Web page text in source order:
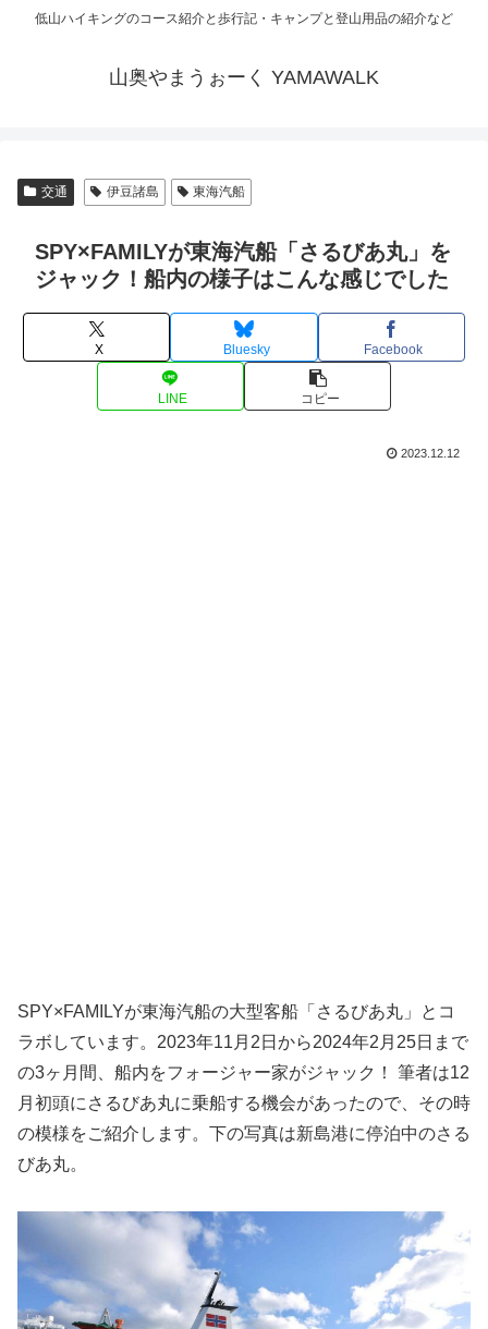
低山ハイキングのコース紹介と歩行記・キャンプと登山用品の紹介など
山奥やまうぉーく YAMAWALK
交通 伊豆諸島 東海汽船
SPY×FAMILYが東海汽船「さるびあ丸」を
ジャック！船内の様子はこんな感じでした
X Bluesky Facebook
LINE コピー
2023.12.12
SPY×FAMILYが東海汽船の大型客船「さるびあ丸」とコ
ラボしています。2023年11月2日から2024年2月25日まで
の3ヶ月間、船内をフォージャー家がジャック！ 筆者は12
月初頭にさるびあ丸に乗船する機会があったので、その時
の模様をご紹介します。下の写真は新島港に停泊中のさる
びあ丸。